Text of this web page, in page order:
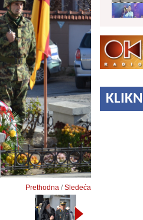
Prethodna /Sledeća